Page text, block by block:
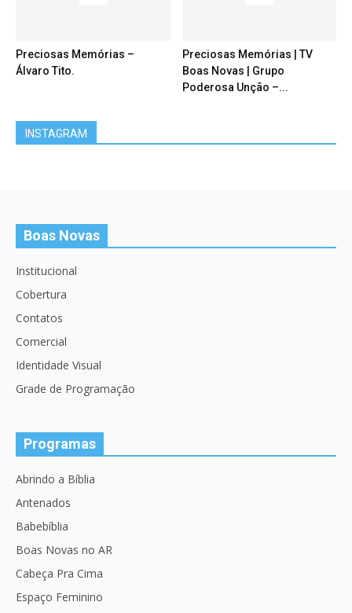
Preciosas Memórias –
Álvaro Tito.
Preciosas Memórias | TV
Boas Novas | Grupo
Poderosa Unção –...
INSTAGRAM
Boas Novas
Institucional
Cobertura
Contatos
Comercial
Identidade Visual
Grade de Programação
Programas
Abrindo a Bíblia
Antenados
Babebíblia
Boas Novas no AR
Cabeça Pra Cima
Espaço Feminino